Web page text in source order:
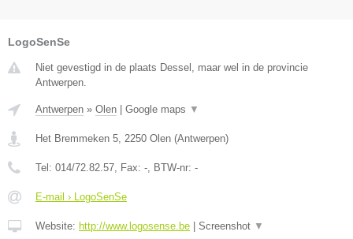
LogoSenSe
Niet gevestigd in de plaats Dessel, maar wel in de provincie
Antwerpen.
Antwerpen » Olen | Google maps ▼
Het Bremmeken 5 2250 Olen (Antwerpen)
Tel: 014/72.82.57 , Fax: - , BTW-nr: -
E-mail › LogoSenSe
Website: http://www.logosense.be | Screenshot ▼